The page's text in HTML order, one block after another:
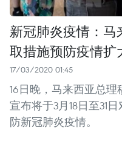
新冠肺炎疫情：
取措施预防疫情扩
17/03/2020 01:45
16日晚，马来西亚总理
宣布将于3月18日至31
防新冠肺炎疫情。